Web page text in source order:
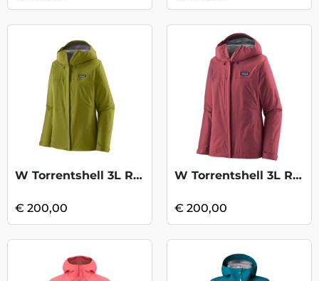
W Torrentshell 3L Rain Jkt -GrazeGreen
€ 200,00
W Torrentshell 3L Rain Jkt - Marion red
€ 200,00